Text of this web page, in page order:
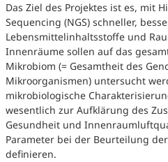
Das Ziel des Projektes ist es, mit
Sequencing (NGS) schneller,
Lebensmittelinhaltsstoffe und
Innenräume sollen auf das
Mikrobiom (= Gesamtheit des
Mikroorganismen) untersucht
mikrobiologische
wesentlich zur Aufklärung des
Gesundheit und
Parameter bei der Beurteilung
definieren.